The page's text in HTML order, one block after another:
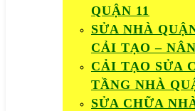
QUẬN 11
SỬA NHÀ
CẢI TẠO –
CẢI TẠO SỬA
TẦNG NHÀ
SỬA CHỮA